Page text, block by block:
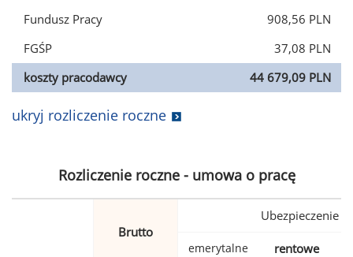
Fundusz Pracy
908,56 PLN
FGŚP
37,08 PLN
koszty pracodawcy
44 679,09 PLN
ukryj rozliczenie roczne
Rozliczenie roczne - umowa o pracę
Brutto
Ubezpieczenie
emerytalne rentowe